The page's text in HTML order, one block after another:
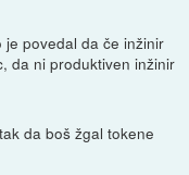
je povedal da če inžinir
da ni produktiven inžinir
da boš žgal tokene